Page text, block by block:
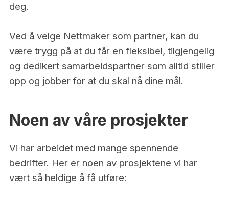
deg.
Ved å velge Nettmaker som partner, kan du
være trygg på at du får en fleksibel, tilgjengelig
og dedikert samarbeidspartner som alltid stiller
opp og jobber for at du skal nå dine mål.
Noen av våre prosjekter
Vi har arbeidet med mange spennende
bedrifter. Her er noen av prosjektene vi har
vært så heldige å få utføre: